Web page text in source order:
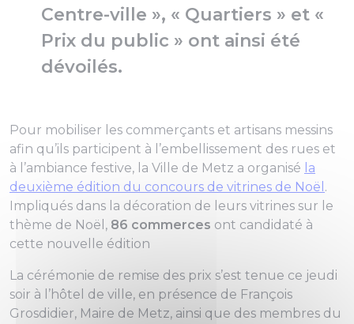
Centre-ville », « Quartiers » et «
Prix du public » ont ainsi été
dévoilés.
Pour mobiliser les commerçants et artisans messins
afin qu’ils participent à l’embellissement des rues et
à l’ambiance festive, la Ville de Metz a organisé la
deuxième édition du concours de vitrines de Noël .
Impliqués dans la décoration de leurs vitrines sur le
thème de Noël, 86 commerces ont candidaté à
cette nouvelle édition
La cérémonie de remise des prix s’est tenue ce jeudi
soir à l’hôtel de ville, en présence de François
Grosdidier, Maire de Metz, ainsi que des membres du